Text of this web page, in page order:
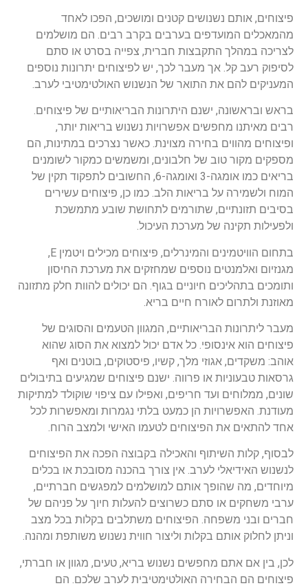
פיצוחים, אותם נשנושים קטנים ומושכים, הפכו לאחד
מהמאכלים המועדפים בערבים בקרב רבים. הם מושלמים
לצריכה במהלך התקבצות חברית, צפייה בסרט או סתם
לסיפוק רעב קל. אך מעבר לכך, יש לפיצוחים יתרונות נוספים
המעניקים להם את התואר של הנשנוש האולטימטיבי לערב.
בראש ובראשונה, ישנם היתרונות הבריאותיים של פיצוחים.
רבים מאיתנו מחפשים אפשרויות נשנוש בריאות יותר,
ופיצוחים מהווים בחירה מצוינת. כאשר נצרכים במתינות, הם
מספקים מקור טוב של חלבונים, ומשמשים כמקור לשומנים
בריאים כמו אומגה-3 ואומגה-6, החשובים לתפקוד תקין של
המוח ולשמירה על בריאות הלב. כמו כן, פיצוחים עשירים
בסיבים תזונתיים, שתורמים לתחושת שובע מתמשכת
ולפעילות תקינה של מערכת העיכול.
בתחום הוויטמינים והמינרלים, פיצוחים מכילים ויטמין E,
מגנזיום ואלמנטים נוספים שמחזקים את מערכת החיסון
ותומכים בתהליכים חיוניים בגוף. הם יכולים להוות חלק מתזונה
מאוזנת ולתרום לאורח חיים בריא.
מעבר ליתרונות הבריאותיים, המגוון הטעמים והסוגים של
פיצוחים הוא אינסופי. כל אדם יכול למצוא את הסוג שהוא
אוהב: משקדים, אגוזי מלך, קשיו, פיסטוקים, בוטנים ואף
גרסאות טבעוניות או פרווה. ישנם פיצוחים שמגיעים בתיבולים
שונים, ממלוחים ועד חריפים, ואפילו עם ציפוי שוקולד למתיקות
מעודנת. האפשרויות הן כמעט בלתי נגמרות ומאפשרות לכל
אחד להתאים את הפיצוחים לטעמו האישי ולמצב הרוח.
לבסוף, קלות השיתוף והאכילה בקבוצה הפכה את הפיצוחים
לנשנוש האידיאלי לערב. אין צורך בהכנה מסובכת או בכלים
מיוחדים, מה שהופך אותם למושלמים למפגשים חברתיים,
ערבי משחקים או סתם כשרוצים להעלות חיוך על פניהם של
חברים ובני משפחה. הפיצוחים משתלבים בקלות בכל מצב
וניתן לחלוק אותם בקלות וליצור חווית נשנוש משותפת ומהנה.
לכן, בין אם אתם מחפשים נשנוש בריא, טעים, מגוון או חברתי,
פיצוחים הם הבחירה האולטימטיבית לערב שלכם. הם